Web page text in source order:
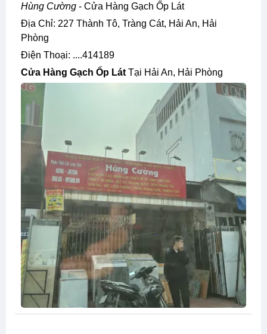
Hùng Cường - Cửa Hàng Gạch Ốp Lát
Địa Chỉ: 227 Thành Tô, Tràng Cát, Hải An, Hải
Phòng
Điện Thoại: ....414189
Cửa Hàng Gạch Ốp Lát Tại Hải An, Hải Phòng